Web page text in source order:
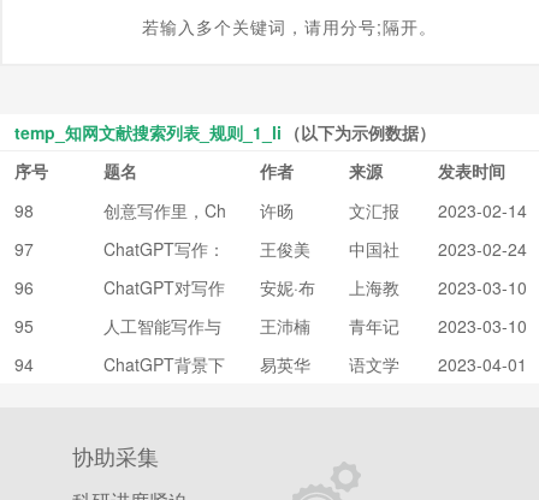
若输入多个关键词，请用分号;隔开。
temp_知网文献搜索列表_规则_1_li （以下为示例数据）
序号
题名 作者 来源
发表时间
98
创意写作里，Ch
的是什么
许旸 文汇报
2023-02-14
97
ChatGPT写作：
出版界怎么看
王俊美
中国社
会科学
报
2023-02-24
96
ChatGPT对写作
教学意味着什么?
安妮·布
鲁德;赵
佩瑶
上海教
育
2023-03-10
95
人工智能写作与
算法素养教育的
兴起——以Chat
王沛楠
青年记
2023-03-10
94
ChatGPT背景下
易英华
语文学
2023-04-01
协助采集